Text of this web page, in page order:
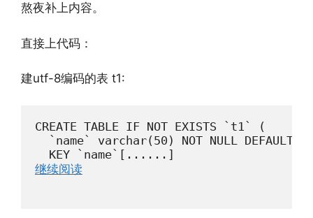
熬夜补上内容。
直接上代码：
建utf-8编码的表 t1:
CREATE TABLE IF NOT EXISTS `t1` (
`name` varchar(50) NOT NULL DEFAULT
KEY `name`[......]
继续阅读